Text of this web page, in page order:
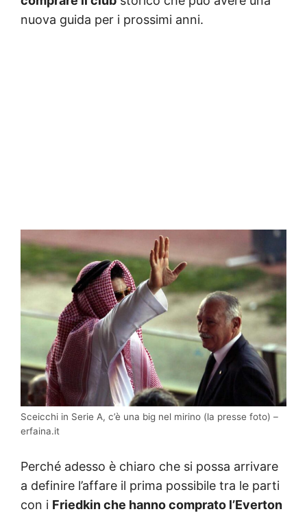
nuova guida per i prossimi anni.
Sceicchi in Serie A, c’è una big nel mirino (la presse foto) –
erfaina.it
Perché adesso è chiaro che si possa arrivare
a definire l’affare il prima possibile tra le parti
con i Friedkin che hanno comprato l’Everton